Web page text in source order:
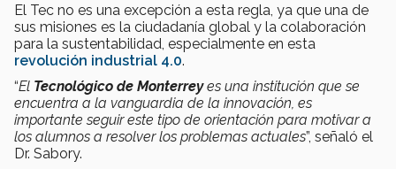
El Tec no es una excepción a esta regla, ya que una de
sus misiones es la ciudadanía global y la colaboración
para la sustentabilidad, especialmente en esta
revolución industrial 4.0.
“El Tecnológico de Monterreyes una institución que se
encuentra a la vanguardia de la innovación, es
importante seguir este tipo de orientación para motivar a
los alumnos a resolver los problemas actuales”, señaló el
Dr. Sabory.